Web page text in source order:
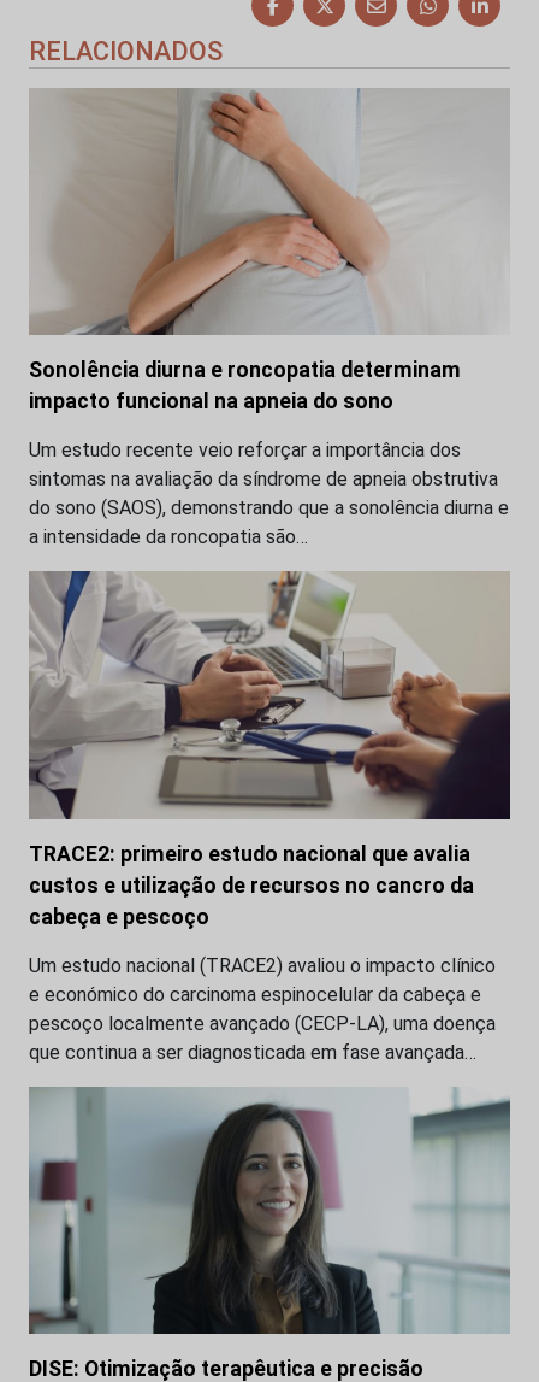
RELACIONADOS
Sonolência diurna e roncopatia determinam
impacto funcional na apneia do sono
Um estudo recente veio reforçar a importância dos
sintomas na avaliação da síndrome de apneia obstrutiva
do sono (SAOS), demonstrando que a sonolência diurna e
a intensidade da roncopatia são…
TRACE2: primeiro estudo nacional que avalia
custos e utilização de recursos no cancro da
cabeça e pescoço
Um estudo nacional (TRACE2) avaliou o impacto clínico
e económico do carcinoma espinocelular da cabeça e
pescoço localmente avançado (CECP-LA), uma doença
que continua a ser diagnosticada em fase avançada…
DISE: Otimização terapêutica e precisão